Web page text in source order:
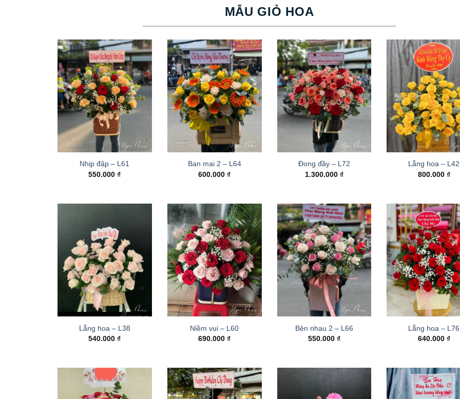
MẪU GIỎ HOA
Nhịp đập – L61
550.000₫
Ban mai 2 – L64
600.000₫
Đong đầy – L72
1.300.000 ₫
Lẵng hoa – L42
800.000 ₫
Lẵng hoa – L38
540.000₫
Niềm vui – L60
690.000₫
Bên nhau 2 – L66
550.000 ₫
Lẵng hoa – L76
640.000 ₫